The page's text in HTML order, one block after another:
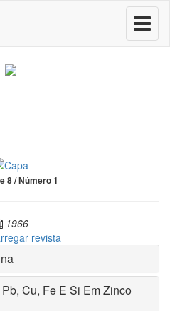
Toggle
8 / Número 1
1966
revista
Cu, Fe E Si Em Zinco